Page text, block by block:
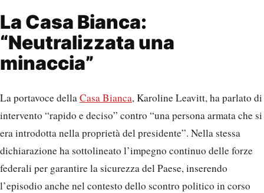
La Casa Bianca:
“Neutralizzata una
minaccia”
La portavoce della Casa Bianca, Karoline Leavitt, ha parlato di
intervento “rapido e deciso” contro “una persona armata che si
era introdotta nella proprietà del presidente”. Nella stessa
dichiarazione ha sottolineato l’impegno continuo delle forze
federali per garantire la sicurezza del Paese, inserendo
l’episodio anche nel contesto dello scontro politico in corso